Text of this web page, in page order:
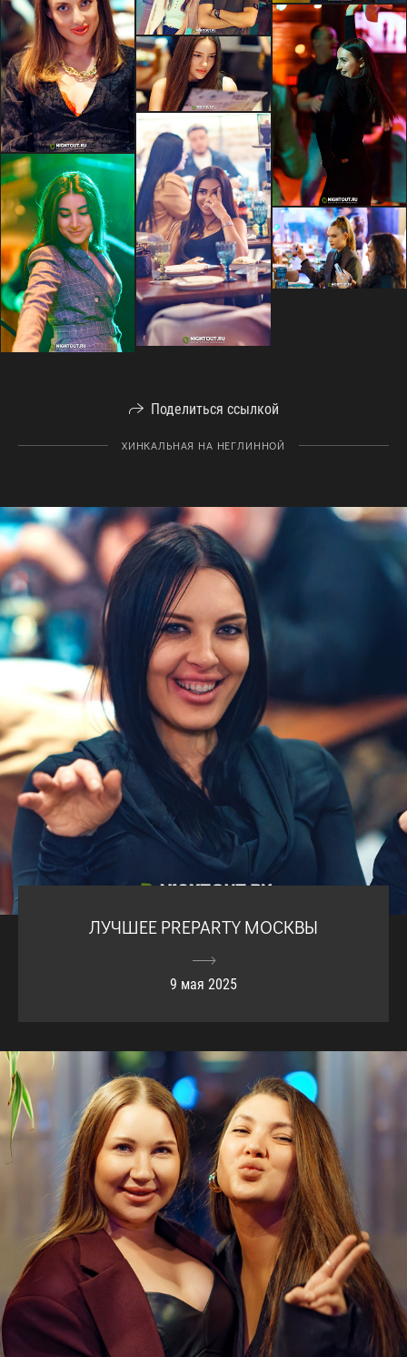
Поделиться ссылкой
ХИНКАЛЬНАЯ НА НЕГЛИННОЙ
ЛУЧШЕЕ PREPARTY МОСКВЫ
9 мая 2025